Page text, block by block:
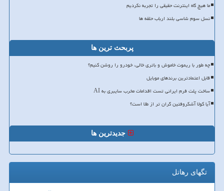
ما هیچ گاه اینترنت حقیقی را تجربه نکردیم
نسل سوم شاسی بلند ارباب حلقه ها
پربحث ترین ها
چه طور با ریموت خاموش و باتری خالی، خودرو را روشن کنیم؟
قابل اعتمادترین برندهای موبایل
ساخت پلت فرم ایرانی تست اقدامات مخرب سایبری به AI
آیا کولا آشکروفتین گران تر از طلا است؟
جدیدترین ها
تگهای رهاتل